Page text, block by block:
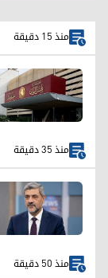
منذ 15 دقيقة
منذ 35 دقيقة
منذ 50 دقيقة